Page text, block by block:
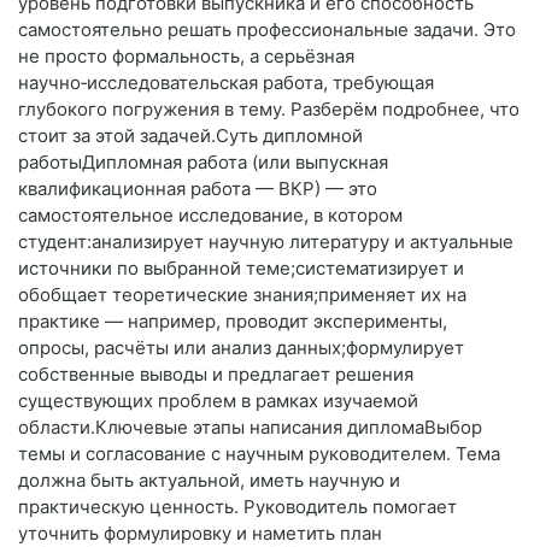
самостоятельно решать профессиональные задачи. Это
не просто формальность, а серьёзная
научно‑исследовательская работа, требующая
глубокого погружения в тему. Разберём подробнее, что
стоит за этой задачей.Суть дипломной
работыДипломная работа (или выпускная
квалификационная работа — ВКР) — это
самостоятельное исследование, в котором
студент:анализирует научную литературу и актуальные
источники по выбранной теме;систематизирует и
обобщает теоретические знания;применяет их на
практике — например, проводит эксперименты,
опросы, расчёты или анализ данных;формулирует
собственные выводы и предлагает решения
существующих проблем в рамках изучаемой
области.Ключевые этапы написания дипломаВыбор
темы и согласование с научным руководителем. Тема
должна быть актуальной, иметь научную и
практическую ценность. Руководитель помогает
уточнить формулировку и наметить план